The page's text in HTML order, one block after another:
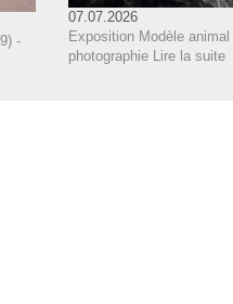
-
07.07.2026
Exposition Modèle
photographie Lire la suite